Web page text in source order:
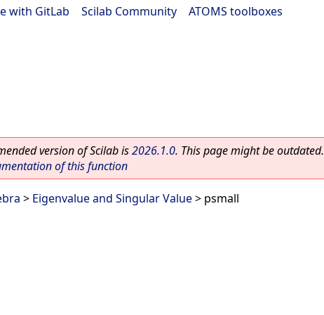
with GitLab Scilab Community ATOMS toolboxes
version of Scilab is2026.1.0. This page might be outdated.
of this function
> Eigenvalue and Singular Value> psmall